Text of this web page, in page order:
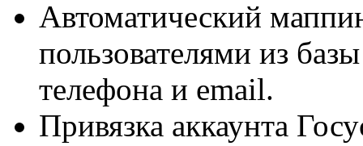
Автоматический
пользователями из
телефона и email.
Привязка аккаунта